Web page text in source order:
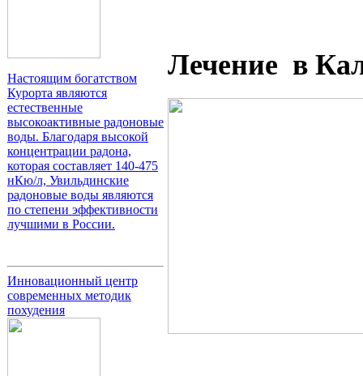
Настоящим богатством
Курорта являются
естественные
высокоактивные радоновые
воды. Благодаря высокой
концентрации радона,
которая составляет 140-475
нКю/л, Увильдинские
радоновые воды являются
по степени эффективности
лучшими в России.
Инновационный центр
современных методик
похудения
Лечение в